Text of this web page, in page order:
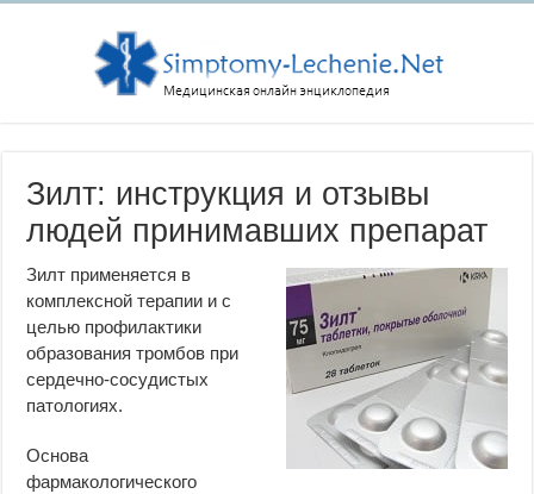
Зилт: инструкция и отзывы
людей принимавших препарат
Зилт применяется в
комплексной терапии и с
целью профилактики
образования тромбов при
сердечно-сосудистых
патологиях.
Основа
фармакологического